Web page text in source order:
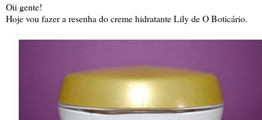
Oii gente!
Hoje vou fazer a resenha do creme hidratante Lily de O Boticário.